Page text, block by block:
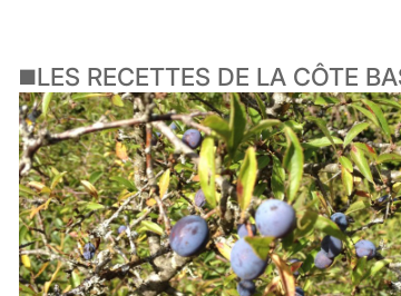
◼️LES RECETTES DE LA CÔTE